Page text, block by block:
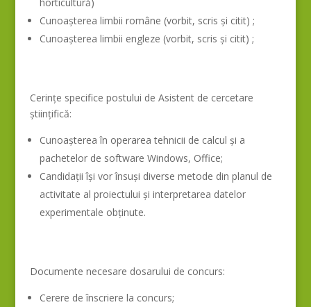
Cunoașterea limbii române (vorbit, scris și citit) ;
Cunoașterea limbii engleze (vorbit, scris și citit) ;
Cerințe specifice postului de Asistent de cercetare
științifică:
Cunoașterea în operarea tehnicii de calcul și a
pachetelor de software Windows, Office;
Candidații își vor însuși diverse metode din planul de
activitate al proiectului și interpretarea datelor
experimentale obținute.
Documente necesare dosarului de concurs:
Cerere de înscriere la concurs;